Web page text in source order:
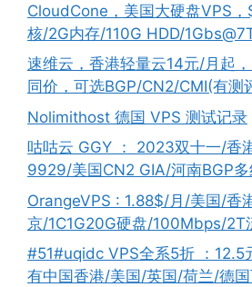
CloudCone，美国大硬盘VPS
核/2G内存/110G HDD/
速维云，香港轻量云14元/月起
同价，可选BGP/CN2/CMI(有测
Nolimithost 德国 VPS 测试记录
咕咕云 GGY ： 2023双十一/香
9929/美国CN2 GIA/河南BGP多
OrangeVPS : 1.88$/月/美国/香
京/1C1G20G硬盘/100Mbps/2T
#51#uqidc VPS全系5折 ：12.5
有中国香港/美国/英国/荷兰/德